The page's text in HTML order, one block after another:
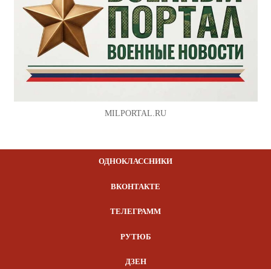
MILPORTAL.RU
ОДНОКЛАССНИКИ
ВКОНТАКТЕ
ТЕЛЕГРАММ
РУТЮБ
ДЗЕН